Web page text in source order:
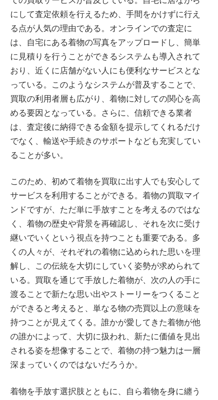
にして査定依頼を行えるため、手間をかけずに行え
る点が人気の理由である。オンラインでの査定に
は、自宅にある着物の写真をアップロードし、簡単
に見積りを行うことができるシステムも導入されて
おり、近くに店舗がない人にも便利なサービスとな
っている。このようなシステムが普及することで、
買取の利用者層も広がり、着物に対しての関心を高
める要因となっている。さらに、信頼できる業者
は、査定後に納得できる金額を提示してくれるだけ
でなく、輸送や手続きのサポートなども充実してい
ることが多い。
このため、初めて着物を買取に出す人でも安心して
サービスを利用することができる。着物の買取マイ
ンドですが、ただ単に手放すことを考えるのではな
く、着物の歴史や背景を再確認し、それを次に受け
継いでいくという視点を持つことも重要である。多
くの人々が、それぞれの着物に込められた思いを理
解し、この伝統を大切にしていく姿勢が求められて
いる。買取を通じて手放した着物が、次の人の手に
渡ることで新たな思い出やストーリーをつくること
ができると考えると、単なる物の売買以上の意味を
持つことが見えてくる。誰かが愛してきた着物が他
の誰かによって、大切に扱われ、新たに価値を見出
される姿を想像することで、着物の持つ魅力は一層
深まっていくのではないだろうか。
着物を手放す選択肢とともに、自ら着物を身に纏う